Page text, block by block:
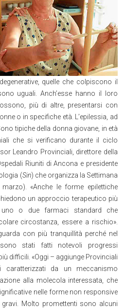
quelle che colpiscono il
uguali. Anch’esse hanno il loro
più di altre, presentarsi con
o in specifiche età. L’epilessia, ad
tipiche della donna giovane, in età
che si verificano durante il ciclo
Leandro Provinciali, direttore della
Riuniti di Ancona e presidente
(Sin) che organizza la Settimana
«Anche le forme epilettiche
un approccio terapeutico più
uno o due farmaci standard che
circostanza, essere a rischio».
con più tranquillità perché nel
stati fatti notevoli progressi
difficili. «Oggi – aggiunge Provinciali
da un meccanismo
alla molecola interessata, che
nelle forme non responsive
Molto promettenti sono alcuni